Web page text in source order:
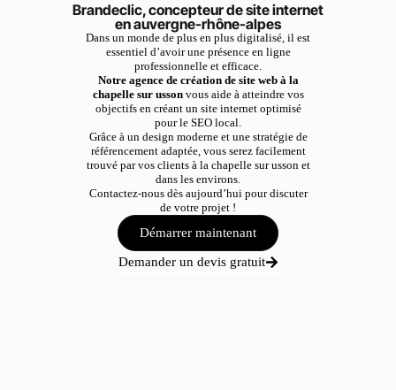
Brandeclic, concepteur de site internet
en auvergne-rhône-alpes
Dans un monde de plus en plus digitalisé, il est
essentiel d’avoir une présence en ligne
professionnelle et efficace.
Notre agence de création de site web à la
chapelle sur ussonvous aide à atteindre vos
objectifs en créant un site internet optimisé
pour le SEO local.
Grâce à un design moderne et une stratégie de
référencement adaptée, vous serez facilement
trouvé par vos clients à la chapelle sur usson et
dans les environs.
Contactez-nous dès aujourd’hui pour discuter
de votre projet !
Démarrer maintenant
Demander un devis gratuit